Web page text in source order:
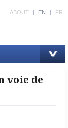
ABOUT | EN | FR
voie de